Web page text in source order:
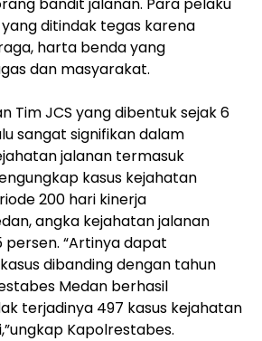
ditindak tegas karena
harta benda yang
dan masyarakat.
Tim JCS yang dibentuk sejak 6
sangat signifikan dalam
jalanan termasuk
kasus kejahatan
200 hari kinerja
angka kejahatan jalanan
persen. “Artinya dapat
dibanding dengan tahun
Medan berhasil
terjadinya 497 kasus kejahatan
Kapolrestabes.